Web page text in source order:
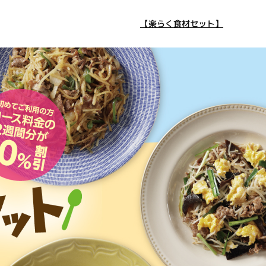
【楽らく食材セット】